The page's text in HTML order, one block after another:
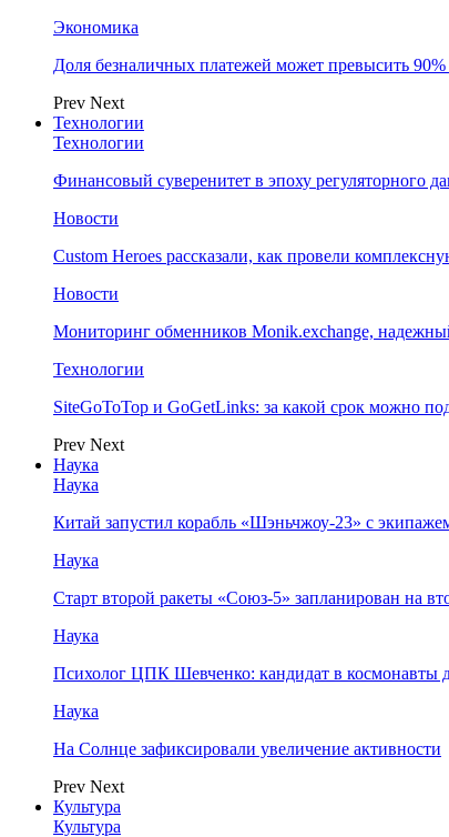
Экономика
Доля безналичных платежей может превысить 90%
Prev Next
Технологии
Технологии
Финансовый суверенитет в эпоху регуляторного
Новости
Custom Heroes рассказали, как провели
Новости
Мониторинг обменников Monik.exchange,
Технологии
SiteGoToTop и GoGetLinks: за какой срок можно
Prev Next
Наука
Наука
Китай запустил корабль «Шэньчжоу-23» с
Наука
Старт второй ракеты «Союз-5» запланирован на
Наука
Психолог ЦПК Шевченко: кандидат в космонавты
Наука
На Солнце зафиксировали увеличение активности
Prev Next
Культура
Культура